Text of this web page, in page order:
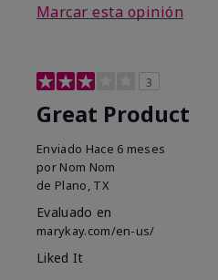
Marcar esta opinión
3
Great Product
Enviado Hace 6 meses
por Nom Nom
de Plano, TX
Evaluado en
marykay.com/en-us/
Liked It